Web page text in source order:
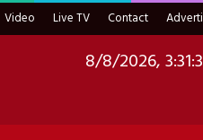
Video Live TV Contact
8/8/2026,